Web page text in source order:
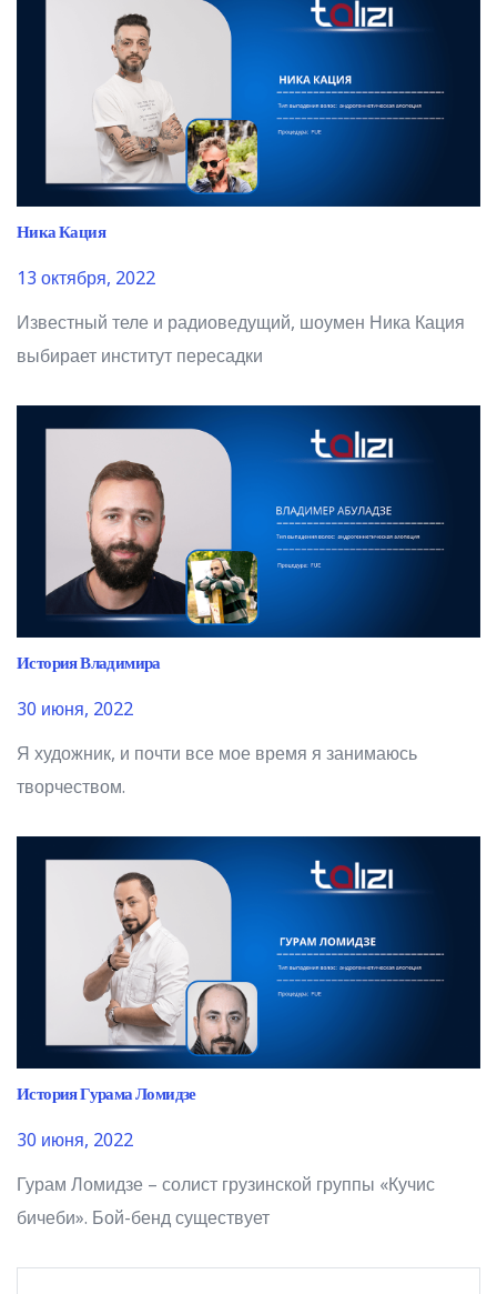
Ника Кация
13 октября, 2022
Известный теле и радиоведущий, шоумен Ника Кация
выбирает институт пересадки
История Владимира
30 июня, 2022
Я художник, и почти все мое время я занимаюсь
творчеством.
История Гурама Ломидзе
30 июня, 2022
Гурам Ломидзе – солист грузинской группы «Кучис
бичеби». Бой-бенд существует